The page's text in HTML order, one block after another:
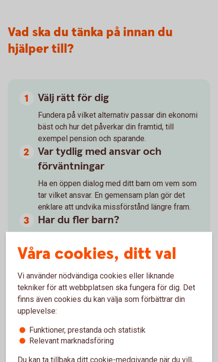
Vad ska du tänka på innan du
hjälper till?
Välj rätt för dig
Fundera på vilket alternativ passar din ekonomi
bäst och hur det påverkar din framtid, till
exempel pension och sparande.
Var tydlig med ansvar och
förväntningar
Ha en öppen dialog med ditt barn om vem som
tar vilket ansvar. En gemensam plan gör det
enklare att undvika missförstånd längre fram.
Har du fler barn?
till dem.
Skriv avtal
Skuldebrev eller samägandeavtal tydliggör
villkor och roller, även inom familjen.
Ska ditt barn flytta ihop med
Ett samboavtal kan skydda ditt barns del vid en
separation. Utan ett sådant riskerar den gåva
eller insats du bidragit med att delvis delas
Våra cookies, ditt val
Vi använder nödvändiga cookies eller liknande
tekniker för att webbplatsen ska fungera för dig. Det
finns även cookies du kan välja som förbättrar din
upplevelse:
Funktioner, prestanda och statistik
Relevant marknadsföring
Du kan ta tillbaka ditt cookie-medgivande när du vill,